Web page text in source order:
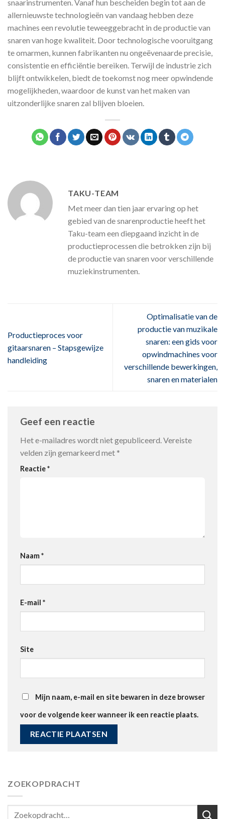
snaarinstrumenten. Vanaf hun bescheiden begin tot aan de
allernieuwste technologieën van vandaag hebben deze
machines een revolutie teweeggebracht in de productie van
snaren van hoge kwaliteit. Door technologische vooruitgang
te omarmen, kunnen fabrikanten nu ongeëvenaarde precisie,
consistentie en efficiëntie bereiken. Terwijl de industrie zich
blijft ontwikkelen, biedt de toekomst nog meer opwindende
mogelijkheden, waardoor de kunst van het maken van
uitzonderlijke snaren zal blijven bloeien.
TAKU-TEAM
Met meer dan tien jaar ervaring op het
gebied van de snarenproductie heeft het
Taku-team een diepgaand inzicht in de
productieprocessen die betrokken zijn bij
de productie van snaren voor verschillende
muziekinstrumenten.
Productieproces voor
gitaarsnaren – Stapsgewijze
handleiding
Optimalisatie van de
productie van muzikale
snaren: een gids voor
opwindmachines voor
verschillende bewerkingen,
snaren en materialen
Geef een reactie
Het e-mailadres wordt niet gepubliceerd.Vereiste
velden zijn gemarkeerd met *
Reactie*
Naam*
E-mail *
Site
Mijn naam, e-mail en site bewaren in deze browser
voor de volgende keer wanneer ik een reactie plaats.
ZOEKOPDRACHT